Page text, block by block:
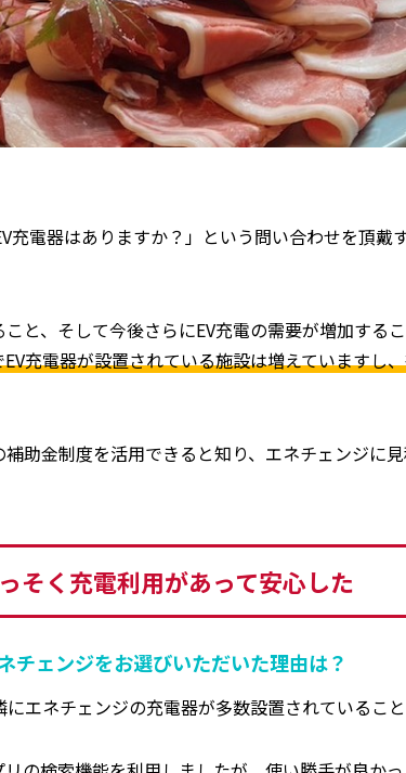
充電器はありますか？」という問い合わせを頂戴
と、そして今後さらにEV充電の需要が増加する
充電器が設置されている施設は増えていますし
助金制度を活用できると知り、エネチェンジに
そく充電利用があって安心した
チェンジをお選びいただいた理由は？
エネチェンジの充電器が多数設置されているこ